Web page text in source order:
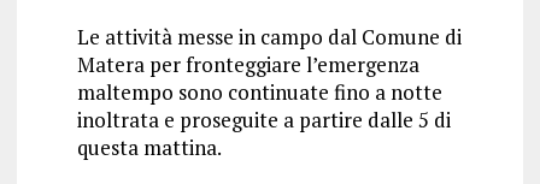
Le attività messe in campo dal Comune di
Matera per fronteggiare l’emergenza
maltempo sono continuate fino a notte
inoltrata e proseguite a partire dalle 5 di
questa mattina.